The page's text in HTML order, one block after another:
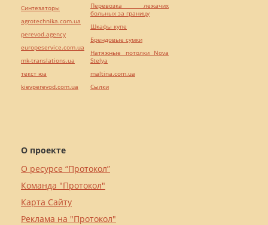
О проекте
О ресурсе “Протокол”
Команда "Протокол"
Карта Сайту
Реклама на "Протокол"
Синтезаторы
agrotechnika.com.ua
perevod.agency
europeservice.com.ua
mk-translations.ua
текст юа
kievperevod.com.ua
Перевозка лежачих
больных за границу
Шкафы купе
Брендовые сумки
Натяжные потолки Nova
Stelya
maltina.com.ua
Cылки